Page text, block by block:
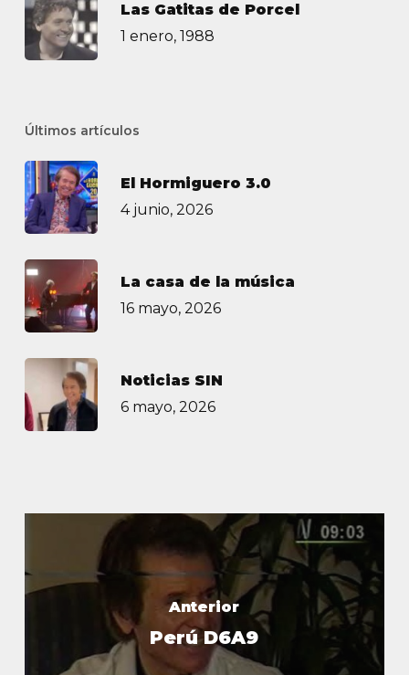
Las Gatitas de Porcel
1 enero, 1988
Últimos artículos
El Hormiguero 3.0
4 junio, 2026
La casa de la música
16 mayo, 2026
Noticias SIN
6 mayo, 2026
Anterior
Perú D6A9